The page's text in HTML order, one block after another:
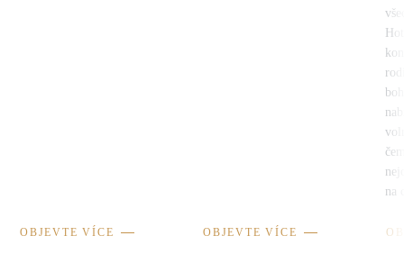
OBJEVTE VÍCE OBJEVTE VÍCE
na